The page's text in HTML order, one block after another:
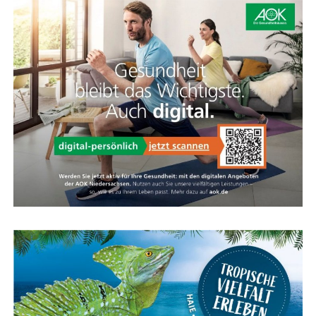
bel und viel leich­ter als eine Stan­dard-Feder­ga­bel. Die­se
Feder­ein­heit spricht nur bei Bedarf an und bie­tet
zusätz­li­chen Kom­fort für Hand­ge­len­ke und Schul­tern,
ohne das direk­te Fahr­ge­fühl zu verlieren.
Kar­te für das Ems­land Papenburg
Fazit: Das KOGA Evia — Per­fek­te